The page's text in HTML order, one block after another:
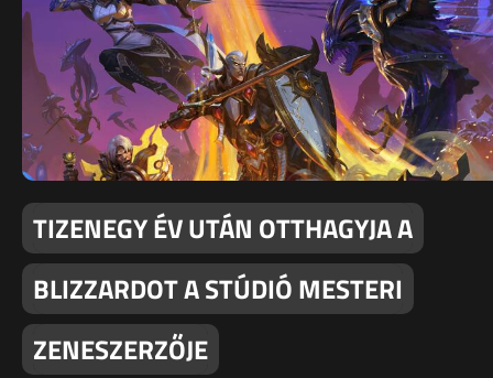
TIZENEGY ÉV UTÁN OTTHAGYJA A
BLIZZARDOT A STÚDIÓ MESTERI
ZENESZERZŐJE